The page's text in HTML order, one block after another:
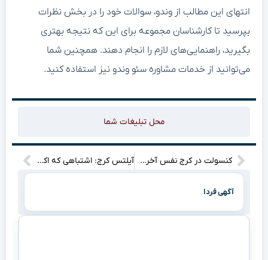
انتهای این مطالب از وندو، سوالات خود را در بخش نظرات
بپرسید تا کارشناسان مجموعه برای این که نتیجه بهتری
بگیرید، راهنمایی‌های لازم را انجام دهند. همچنین شما
می‌توانید از خدمات مشاوره سئو وندو نیز استفاده کنید.
محل تبلیغات شما
کنسولت در کرج نفس آخرشو می‌کشه؟ کشف کنید چطور دوباره گیمر می‌شید! آیلتس کرج: اشتباهی که اکثر آموزشگاه‌ها مرتکب می‌شوند، و راه حل واقعی!
آگهی فردا